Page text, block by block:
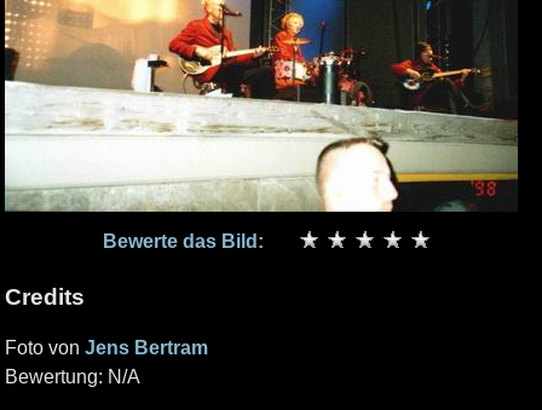
Bewerte das Bild:
Credits
Foto von Jens Bertram
Bewertung: N/A